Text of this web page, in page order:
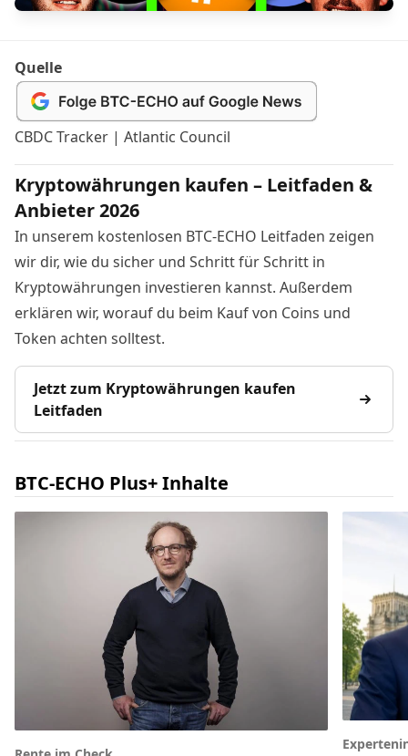
Quelle
CBDC Tracker | Atlantic Council
Kryptowährungen kaufen – Leitfaden &
Anbieter 2026
In unserem kostenlosen BTC-ECHO Leitfaden zeigen
wir dir, wie du sicher und Schritt für Schritt in
Kryptowährungen investieren kannst. Außerdem
erklären wir, worauf du beim Kauf von Coins und
Token achten solltest.
Jetzt zum Kryptowährungen kaufen
Leitfaden
BTC-ECHO Plus+ Inhalte